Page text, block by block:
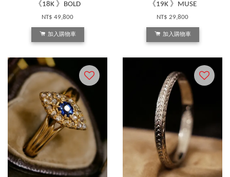
《18K 》BOLD
NT$ 49,800
加入購物車
《19K 》MUSE
NT$ 29,800
加入購物車